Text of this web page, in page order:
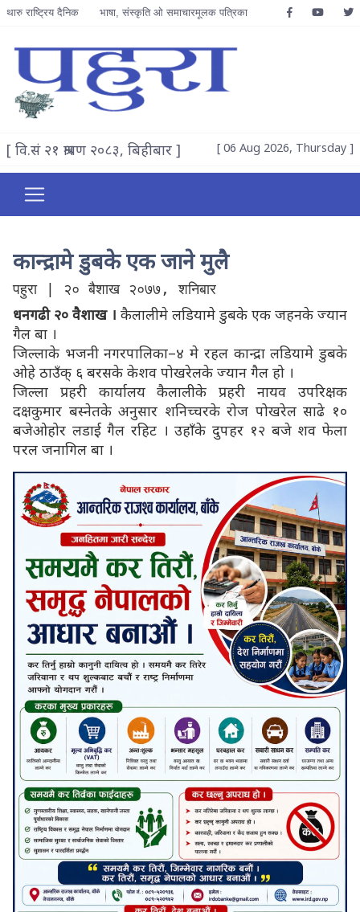
थारु राष्ट्रिय दैनिक भाषा, संस्कृति ओ समाचारमूलक पत्रिका
[ वि.सं २१ श्रावण २०८३, बिहीबार ] [ 06 Aug 2026, Thursday ]
कान्द्रामे डुबके एक जाने मुलै
पहुरा | २० बैशाख २०७७, शनिबार
धनगढी २० वैशाख । कैलालीमे लडियामे डुबके एक जहनके ज्यान
गैल बा ।
जिल्लाके भजनी नगरपालिका–४ मे रहल कान्द्रा लडियामे डुबके
ओहे ठाउँक् ६ बरसके केशव पोखरेलके ज्यान गैल हो ।
जिल्ला प्रहरी कार्यालय कैलालीके प्रहरी नायव उपरिक्षक
दक्षकुमार बस्नेतके अनुसार शनिच्चरके रोज पोखरेल साढे १०
बजेओहोर लडाई गैल रहिट । उहाँके दुपहर १२ बजे शव फेला
परल जनागिल बा ।